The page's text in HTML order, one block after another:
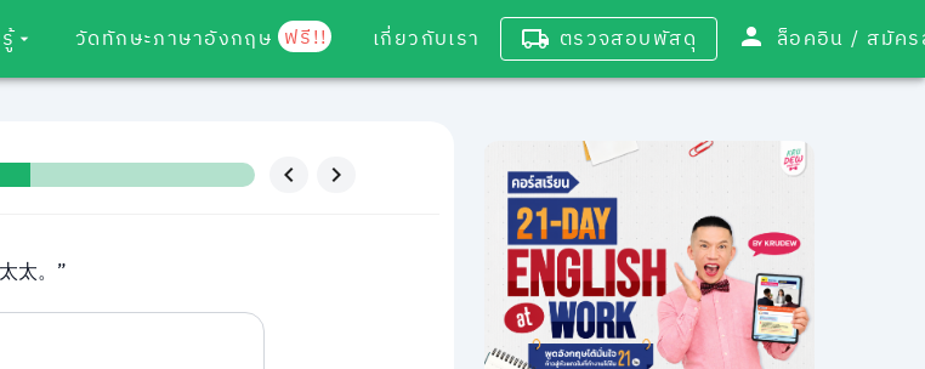
วัดทักษะภาษาอังกฤษ ฟรี!! เกี่ยวกับเรา ตรวจสอบพัสดุ ล็อคอิน /
太。”